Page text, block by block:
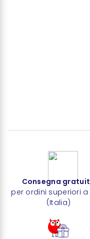
Consegna
per ordini superiori
(Italia)